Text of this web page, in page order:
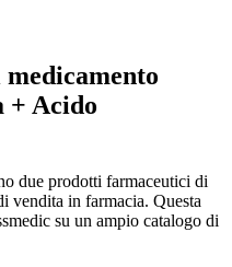
+ Acido
due prodotti farmaceutici di
vendita in farmacia. Questa
su un ampio catalogo di